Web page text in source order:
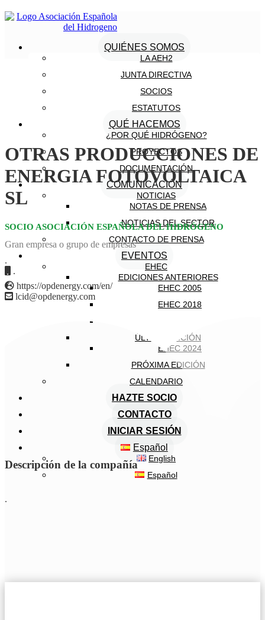
QUIÉNES SOMOS
LA AEH2
JUNTA DIRECTIVA
SOCIOS
ESTATUTOS
QUÉ HACEMOS
¿POR QUÉ HIDRÓGENO?
PROYECTOS
DOCUMENTACIÓN
COMUNICACIÓN
NOTICIAS
NOTAS DE PRENSA
NOTICIAS DEL SECTOR
CONTACTO DE PRENSA
EVENTOS
EHEC
EDICIONES ANTERIORES
EHEC 2005
EHEC 2018
ÚLTIMA EDICIÓN
EHEC 2024
PRÓXIMA EDICIÓN
CALENDARIO
HAZTE SOCIO
CONTACTO
INICIAR SESIÓN
Español
English
Español
OTRAS PRODUCCIONES DE
ENERGIA FOTOVOLTAICA
SL
SOCIO ASOCIACIÓN ESPAÑOLA DEL HIDRÓGENO
Gran empresa o grupo de empresas
.
.
https://opdenergy.com/en/
lcid@opdenergy.com
Descripción de la compañía
.